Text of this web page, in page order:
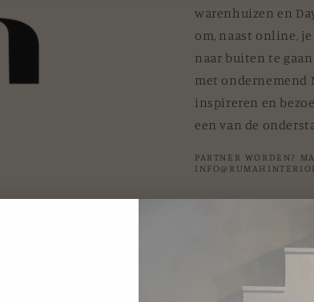
warenhuizen en
om, naast online,
naar buiten te
met ondernemend
inspireren en
een van de
PARTNER WORDEN?